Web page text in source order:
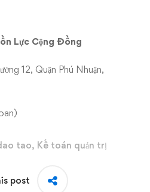
Lực Cộng Đồng
12, Quận Phú Nhuận,
tao, Kế toán quản trị
post